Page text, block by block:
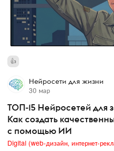
Нейросети для жизни
30 мар
ТОП-15 Нейросетей для
Как создать
с помощью ИИ